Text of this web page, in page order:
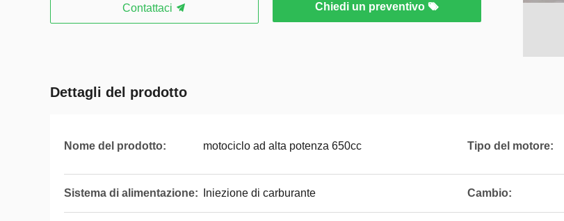
Contattaci Chiedi un preventivo
Dettagli del prodotto
Nome del prodotto: motociclo ad alta potenza 650cc Tipo del motore:
Sistema di alimentazione: Iniezione di carburante Cambio: